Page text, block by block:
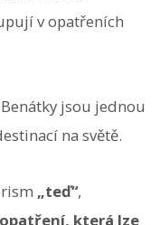
v opatřeních
jsou jednou
na světě.
„teď“,
která lze